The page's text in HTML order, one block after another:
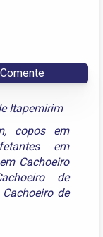
Comente
Itapemirim
, copos em
em
Cachoeiro
de
de